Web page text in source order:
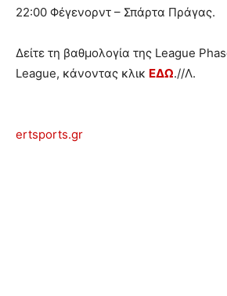
22:00 Φέγενορντ – Σπάρτα Πράγας.
Δείτε τη βαθμολογία της League
League, κάνοντας κλικ ΕΔΩ.//Λ.
ertsports.gr